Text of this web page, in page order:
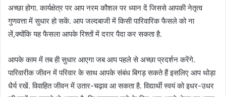
अच्छा होगा. कार्यक्षेत्र पर आप नरम कौशल पर ध्यान दें जिससे आपकी नेतृत्व
गुणवत्ता में सुधार हो सकें. आप जल्दबाजी में किसी पारिवारिक फैसले को ना
लें,क्योंकि यह फैसला आपके रिश्तों में दरार पैदा कर सकता है.
आपके काम में तब ही सुधार आएगा जब आप पहले से अच्छा प्रदर्शन करेंगे.
पारिवारीक जीवन में परिवार के साथ आपके संबंध बिगड़ सकते हैं इसलिए आप थोड़ा
धैर्य रखें. विवाहित जीवन में उतार-चढ़ाव आ सकता है. विद्यार्थी स्वयं को इधर-उधर